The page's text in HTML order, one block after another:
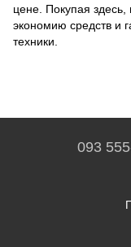
цене. Покупая
экономию средств и
техники.
093